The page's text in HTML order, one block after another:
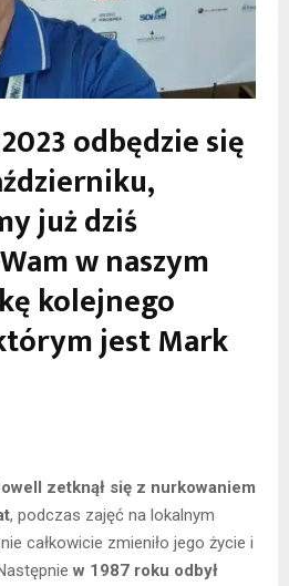
odbędzie się
już dziś
w naszym
kolejnego
jest Mark
zetknął się z nurkowaniem
, podczas zajęć na lokalnym
całkowicie zmieniło jego życie i
w 1987 roku odbył